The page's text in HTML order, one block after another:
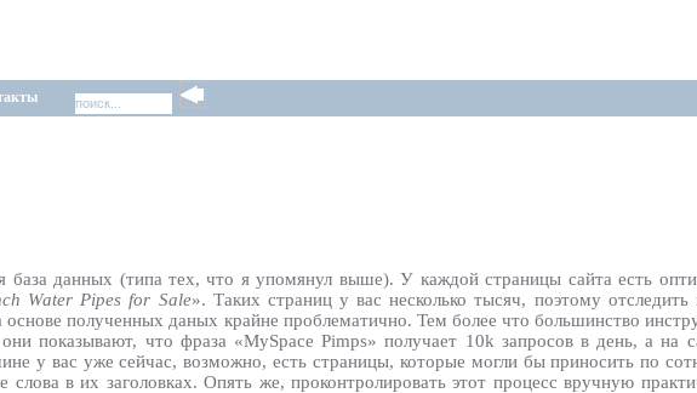
база данных (типа тех, что я упомянул выше). У каждой страницы сайта есть
Water Pipes for Sale». Таких страниц у вас несколько тысяч, поэтому отследить
полученных даных крайне проблематично. Тем более что большинство
показывают, что фраза «MySpace Pimps» получает 10k запросов в день, а на
у вас уже сейчас, возможно, есть страницы, которые могли бы приносить по
в их заголовках. Опять же, проконтролировать этот процесс вручную